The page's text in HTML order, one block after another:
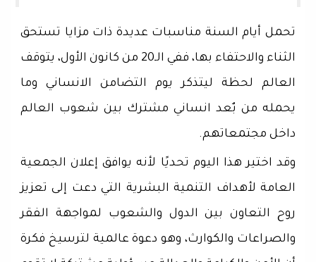
تحمل أيام السنة مناسبات عديدة ذات مزايا تستحق
الثناء والاحتفاء بها، ففي الـ20 من كانون الأول، يتوقف
العالم لحظة ليتذكر يوم التضامن الانساني وما
يحمله من بٌعد انساني مشترك بين شعوب العالم
داخل مجتمعاتهم.
وقد اختير هذا اليوم تحديًا لأنه يوافق إعلان الجمعية
العامة لأهداف التنمية البشرية التي دعت إلى تعزيز
روح التعاون بين الدول والشعوب لمواجهة الفقر
والصراعات والكوارث، وهو دعوة عالمية لترسيخ فكرة